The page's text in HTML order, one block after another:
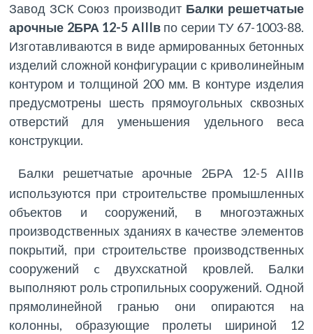
Завод ЗСК Союз производит Балки решетчатые
арочные 2БРА 12-5 АIIIв по серии ТУ 67-1003-88.
Изготавливаются в виде армированных бетонных
изделий сложной конфигурации с криволинейным
контуром и толщиной 200 мм. В контуре изделия
предусмотрены шесть прямоугольных сквозных
отверстий для уменьшения удельного веса
конструкции.
Балки решетчатые арочные 2БРА 12-5 АIIIв
используются при строительстве промышленных
объектов и сооружений, в многоэтажных
производственных зданиях в качестве элементов
покрытий, при строительстве производственных
сооружений c двухскатной кровлей. Балки
выполняют роль стропильных сооружений. Одной
прямолинейной гранью они опираются на
колонны, образующие пролеты шириной 12